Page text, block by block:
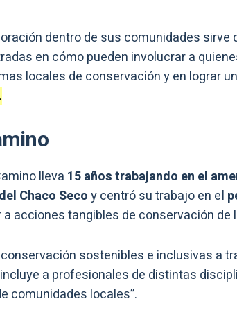
dentro de sus comunidades sirve
en cómo pueden involucrar a
locales de conservación y en lograr
lleva 15 años trabajando en el
Chaco Secoy centró su trabajo en el
a acciones tangibles de conservación de
sostenibles e inclusivas a
a profesionales de distintas
comunidades locales”.